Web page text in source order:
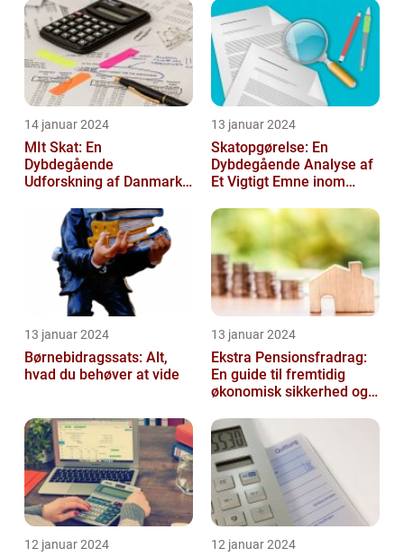
14 januar 2024
MIt Skat: En
Dybdegående
Udforskning af Danmarks
13 januar 2024
Skatopgørelse: En
Dybdegående Analyse af
Et Vigtigt Emne inom
13 januar 2024
Børnebidragssats: Alt,
hvad du behøver at vide
13 januar 2024
Ekstra Pensionsfradrag:
En guide til fremtidig
økonomisk sikkerhed og
12 januar 2024 12 januar 2024